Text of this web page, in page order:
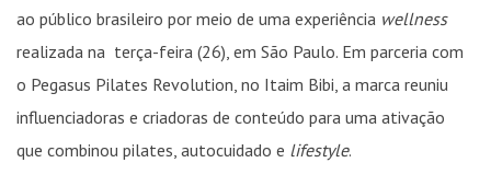
ao público brasileiro por meio de uma experiência wellness
realizada na terça-feira (26), em São Paulo. Em parceria com
o Pegasus Pilates Revolution, no Itaim Bibi, a marca reuniu
influenciadoras e criadoras de conteúdo para uma ativação
que combinou pilates, autocuidado e lifestyle.